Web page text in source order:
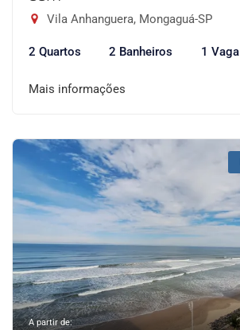
Vila Anhanguera, Mongaguá-SP
2 Quartos 2 Banheiros 1 Vaga
Mais informações
A partir de: